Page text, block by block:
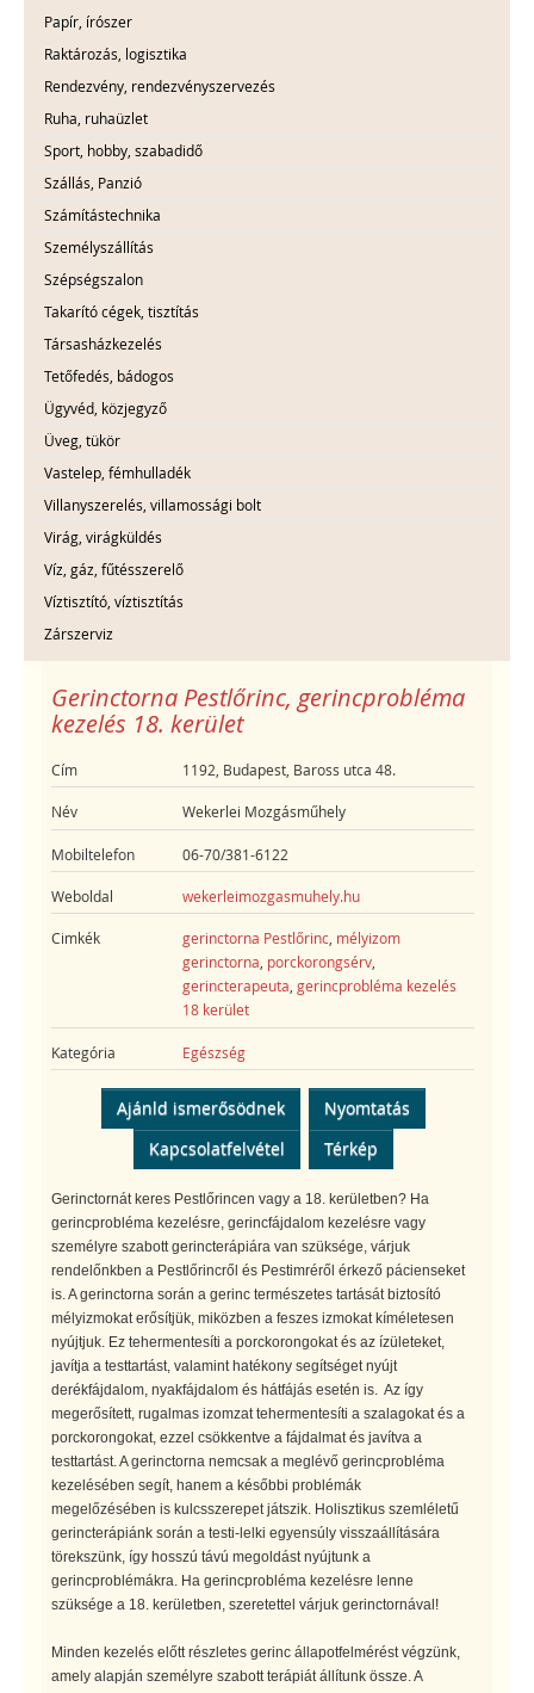
Papír, írószer
Raktározás, logisztika
Rendezvény, rendezvényszervezés
Ruha, ruhaüzlet
Sport, hobby, szabadidő
Szállás, Panzió
Számítástechnika
Személyszállítás
Szépségszalon
Takarító cégek, tisztítás
Társasházkezelés
Tetőfedés, bádogos
Ügyvéd, közjegyző
Üveg, tükör
Vastelep, fémhulladék
Villanyszerelés, villamossági bolt
Virág, virágküldés
Víz, gáz, fűtésszerelő
Víztisztító, víztisztítás
Zárszerviz
Gerinctorna Pestlőrinc, gerincprobléma
kezelés 18. kerület
Cím 1192, Budapest, Baross utca 48.
Név Wekerlei Mozgásműhely
Mobiltelefon 06-70/381-6122
Weboldal wekerleimozgasmuhely.hu
Cimkék gerinctorna Pestlőrinc, mélyizom
gerinctorna, porckorongsérv,
gerincterapeuta,gerincprobléma kezelés
18 kerület
Kategória Egészség
Ajánld ismerősödnek
Nyomtatás
Kapcsolatfelvétel
Térkép
Gerinctornát keres Pestlőrincen vagy a 18. kerületben? Ha
gerincprobléma kezelésre, gerincfájdalom kezelésre vagy
személyre szabott gerincterápiára van szüksége, várjuk
rendelőnkben a Pestlőrincről és Pestimréről érkező pácienseket
is. A gerinctorna során a gerinc természetes tartását biztosító
mélyizmokat erősítjük, miközben a feszes izmokat kíméletesen
nyújtjuk. Ez tehermentesíti a porckorongokat és az ízületeket,
javítja a testtartást, valamint hatékony segítséget nyújt
derékfájdalom, nyakfájdalom és hátfájás esetén is. Az így
megerősített, rugalmas izomzat tehermentesíti a szalagokat és a
porckorongokat, ezzel csökkentve a fájdalmat és javítva a
testtartást. A gerinctorna nemcsak a meglévő gerincprobléma
kezelésében segít, hanem a későbbi problémák
megelőzésében is kulcsszerepet játszik. Holisztikus szemléletű
gerincterápiánk során a testi-lelki egyensúly visszaállítására
törekszünk, így hosszú távú megoldást nyújtunk a
gerincproblémákra. Ha gerincprobléma kezelésre lenne
szüksége a 18. kerületben, szeretettel várjuk gerinctornával!
Minden kezelés előtt részletes gerinc állapotfelmérést végzünk,
amely alapján személyre szabott terápiát állítunk össze. A